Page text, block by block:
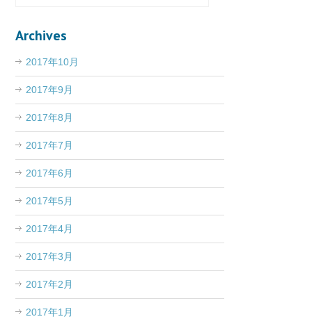
Archives
2017年10月
2017年9月
2017年8月
2017年7月
2017年6月
2017年5月
2017年4月
2017年3月
2017年2月
2017年1月